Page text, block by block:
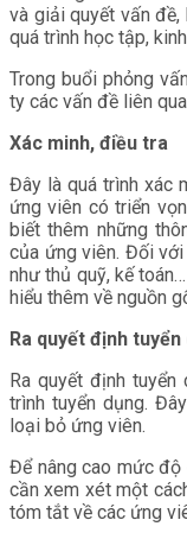
và giải quyết vấn
quá trình học tập,
Trong buổi phỏng
ty các vấn đề liên
Xác minh, điều tra
Đây là quá trình xác
ứng viên có triển
biết thêm những
của ứng viên. Đối
như thủ quỹ, kế
hiểu thêm về nguồn
Ra quyết định tuyển
Ra quyết định
trình tuyển dụng.
loại bỏ ứng viên.
Để nâng cao mức độ
cần xem xét một
tóm tắt về các ứng